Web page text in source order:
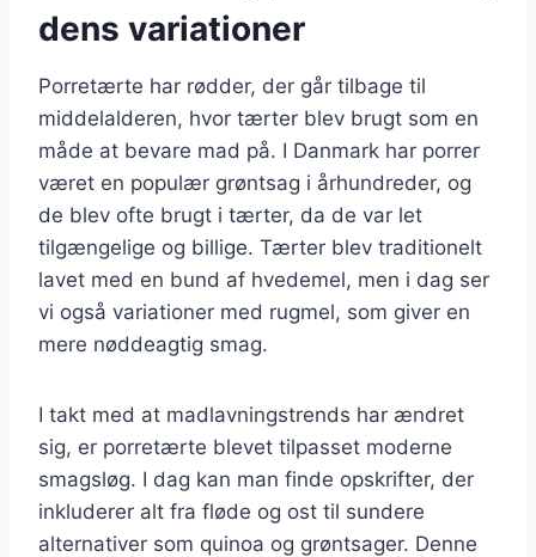
dens variationer
Porretærte har rødder, der går tilbage til
middelalderen, hvor tærter blev brugt som en
måde at bevare mad på. I Danmark har porrer
været en populær grøntsag i århundreder, og
de blev ofte brugt i tærter, da de var let
tilgængelige og billige. Tærter blev traditionelt
lavet med en bund af hvedemel, men i dag ser
vi også variationer med rugmel, som giver en
mere nøddeagtig smag.
I takt med at madlavningstrends har ændret
sig, er porretærte blevet tilpasset moderne
smagsløg. I dag kan man finde opskrifter, der
inkluderer alt fra fløde og ost til sundere
alternativer som quinoa og grøntsager. Denne